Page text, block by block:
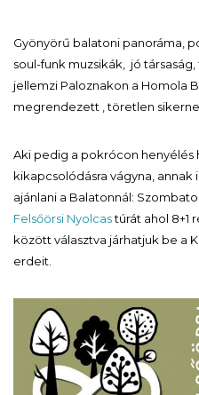
Gyönyörű balatoni panoráma,
soul-funk muzsikák, jó
jellemzi Paloznakon a Homola
megrendezett , töretlen
Aki pedig a pokrócon henyélés
kikapcsolódásra vágyna,
ajánlani a Balatonnál:
Felsőörsi Nyolcastúrát ahol 8+1
között választva járhatjuk be a
erdeit.